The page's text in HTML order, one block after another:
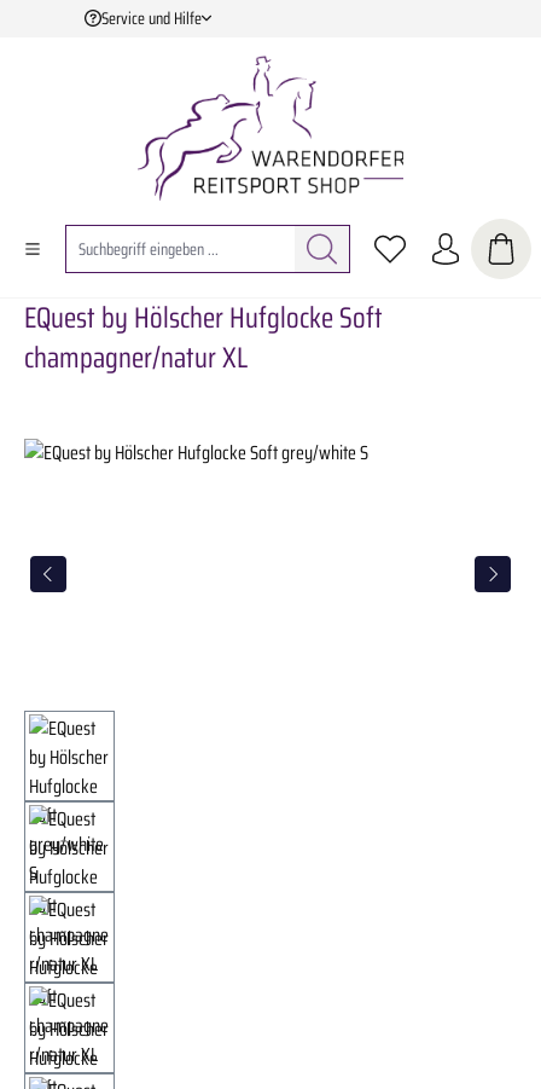
Zum Hauptinhalt springen
Service und Hilfe
EQuest by Hölscher Hufglocke Soft
champagner/natur XL
Bildergalerie überspringen